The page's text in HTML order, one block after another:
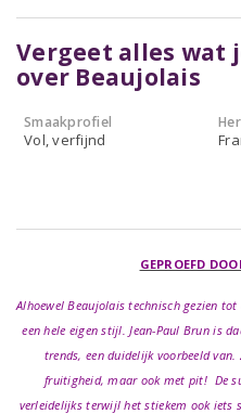
Vergeet alles wat
over Beaujolais
Smaakprofiel
Vol, verfijnd
GEPROEFD
Alhoewel Beaujolais technisch gezien
een hele eigen stijl. Jean-Paul Brun is
trends, een duidelijk voorbeeld
fruitigheid, maar ook met pit! De
verleidelijks terwijl het stiekem ook iets